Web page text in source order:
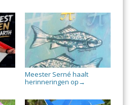
Meester Serné haalt
herinneringen op →